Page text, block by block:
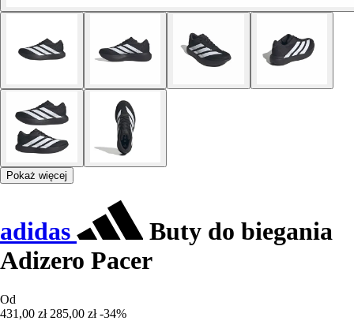
Pokaż więcej
adidas
Buty do biegania
Adizero Pacer
Od
431,00 zł 285,00 zł -34%